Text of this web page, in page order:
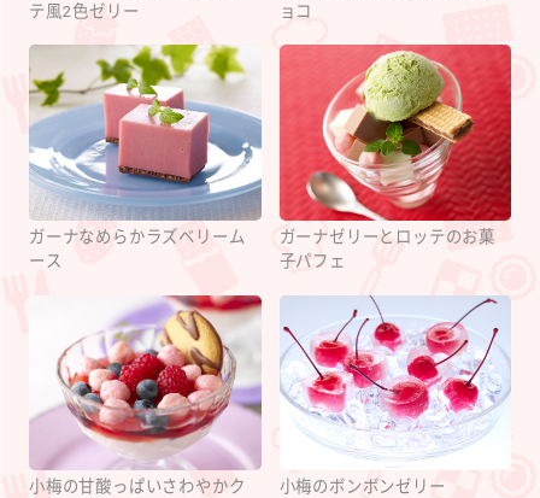
テ風2色ゼリー
ョコ
ガーナなめらかラズベリーム
ース
ガーナゼリーとロッテのお菓
子パフェ
小梅の甘酸っぱいさわやかク
小梅のボンボンゼリー